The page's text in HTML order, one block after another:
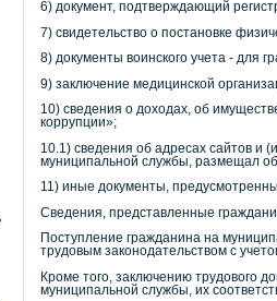
6) документ, подтверждающий
7) свидетельство о постановке
8) документы воинского учета - для
9) заключение медицинской
10) сведения о доходах, об
коррупции»;
10.1) сведения об адресах сайтов и
муниципальной службы, размещал
11) иные документы,
Сведения, представленные
Поступление гражданина на
трудовым законодательством с
Кроме того, заключению трудового
муниципальной службы, их